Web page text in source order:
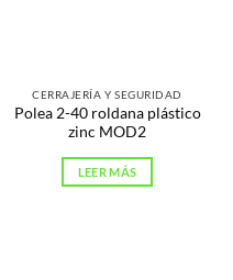
CERRAJERÍA Y SEGURIDAD
Polea 2-40 roldana plástico
zinc MOD2
LEER MÁS